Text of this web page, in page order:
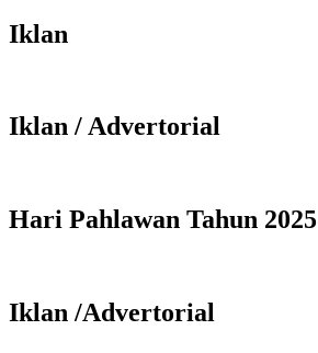
Iklan
Iklan / Advertorial
Hari Pahlawan Tahun 2025
Iklan /Advertorial